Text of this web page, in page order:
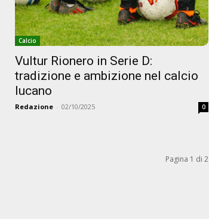
Calcio
Vultur Rionero in Serie D:
tradizione e ambizione nel calcio
lucano
Redazione - 02/10/2025 0
Pagina 1 di 2